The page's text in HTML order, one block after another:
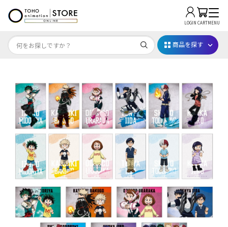
LOGIN CARTMENU
Dr.STONE STONE FES.2026
映画ちいかわ
じゅじゅフェス 2026
薬屋のひとりごと 夏の園遊会2026
名探偵コナン
アニメ『僕のヒーローアカデミア』10周年
ハイキュー!!ジャージ＆ユニフォーム
商品を探す